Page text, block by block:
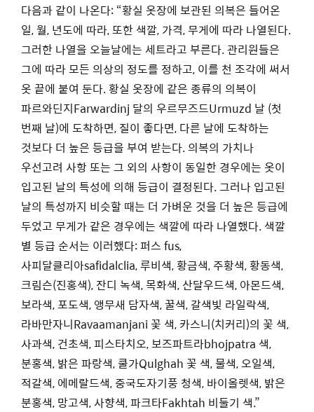
다음과 같이 나온다: “황실 옷장에 보관된 의복은 들어온
일, 월, 년도에 따라, 또한 색깔, 가격, 무게에 따라 나열된다.
그러한 나열을 오늘날에는 세트라고 부른다. 관리원들은
그에 따라 모든 의상의 정도를 정하고, 이를 천 조각에 써서
옷 끝에 붙여 둔다. 황실 옷장에 같은 종류의 의복이
파르와딘지Farwardinj 달의 우르무즈드Urmuzd 날 (첫
번째 날)에 도착하면, 질이 좋다면, 다른 날에 도착하는
것보다 더 높은 등급을 부여 받는다. 의복의 가치나
우선고려 사항 또는 그 외의 사항이 동일한 경우에는 옷이
입고된 날의 특성에 의해 등급이 결정된다. 그러나 입고된
날의 특성까지 비슷할 때는 더 가벼운 것을 더 높은 등급에
두었고 무게가 같은 경우에는 색깔에 따라 나열했다. 색깔
별 등급 순서는 이러했다: 퍼스 fus,
사피달클리아safidalclia, 루비색, 황금색, 주황색, 황동색,
크림슨(진홍색), 잔디 녹색, 목화색, 산달우드색, 아몬드색,
보라색, 포도색, 앵무새 담자색, 꿀색, 갈색빛 라일락색,
라바만자니Ravaamanjani 꽃 색, 카스니(치커리)의 꽃 색,
사과색, 건초색, 피스타치오, 보즈파트라bhojpatra 색,
분홍색, 밝은 파랑색, 쿨가Qulghah 꽃 색, 물색, 오일색,
적갈색, 에메랄드색, 중국도자기풍 청색, 바이올렛색, 밝은
분홍색, 망고색, 사향색, 파크타Fakhtah 비둘기 색.”